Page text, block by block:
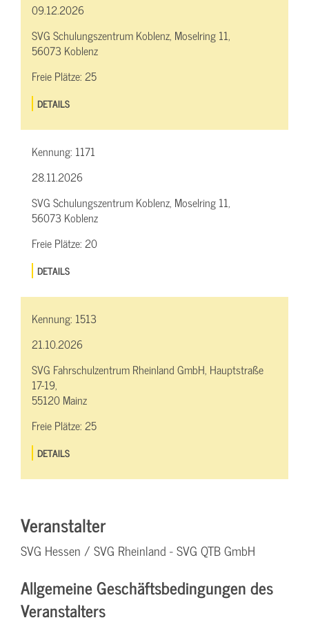
09.12.2026
SVG Schulungszentrum Koblenz, Moselring 11,
56073 Koblenz
Freie Plätze:25
DETAILS
Kennung: 1171
28.11.2026
SVG Schulungszentrum Koblenz, Moselring 11,
56073 Koblenz
Freie Plätze:20
DETAILS
Kennung: 1513
21.10.2026
SVG Fahrschulzentrum Rheinland GmbH, Hauptstraße
17-19,
55120 Mainz
Freie Plätze:25
DETAILS
Veranstalter
SVG Hessen / SVG Rheinland - SVG QTB GmbH
Allgemeine Geschäftsbedingungen des
Veranstalters